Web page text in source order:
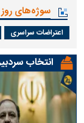
سوژه‌های روز
اعتراضات سراسری
انتخاب